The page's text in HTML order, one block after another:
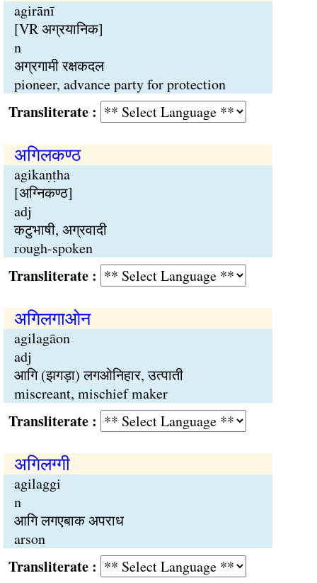
agirānī
[VR अग्रयानिक]
n
अग्रगामी रक्षकदल
pioneer, advance party for protection
:
अगिलकण्ठ
agikaṇṭha
[अग्निकण्ठ]
adj
कटुभाषी, अग्रवादी
rough-spoken
:
अगिलगाओन
agilagāon
adj
आगि (झगड़ा) लगओनिहार, उत्पाती
miscreant, mischief maker
:
अगिलग्गी
agilaggi
n
आगि लगएबाक अपराध
arson
: